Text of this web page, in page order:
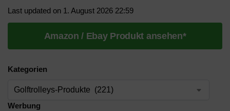
Last updated on 1. August 2026 22:59
Amazon / Ebay Produkt ansehen*
Kategorien
Werbung